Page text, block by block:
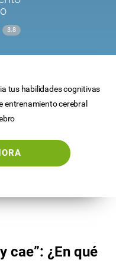
3.8
tus habilidades cognitivas
entrenamiento cerebral
cae”: ¿En qué